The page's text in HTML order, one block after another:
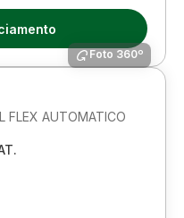
Foto 360º
FLEX AUTOMATICO